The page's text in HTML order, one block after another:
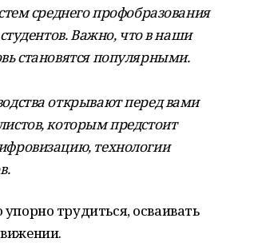
среднего профобразования
Важно, что в наши
становятся популярными.
открывают перед вами
которым предстоит
технологии
трудиться, осваивать